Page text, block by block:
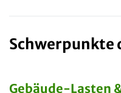
Schwerpunkte
Gebäude-Lasten